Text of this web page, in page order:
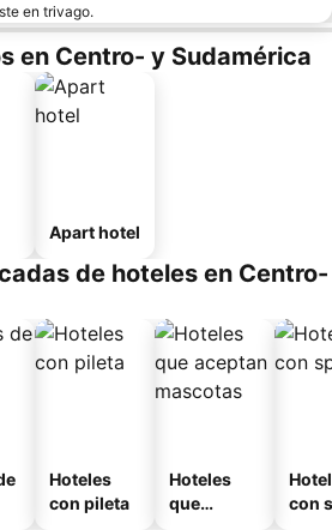
en trivago.
en Centro- y Sudamérica
Apart hotel
de hoteles en Centro-
Hoteles
con pileta
Hoteles
que
con